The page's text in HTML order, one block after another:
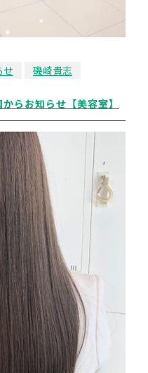
せ 磯崎貴志
らお知らせ【美容室】